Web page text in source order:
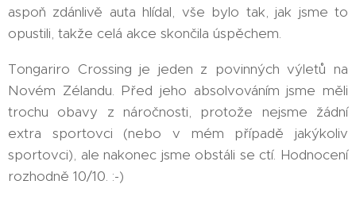
aspoň zdánlivě auta hlídal, vše bylo tak, jak jsme to
opustili, takže celá akce skončila úspěchem.
Tongariro Crossing je jeden z povinných výletů na
Novém Zélandu. Před jeho absolvováním jsme měli
trochu obavy z náročnosti, protože nejsme žádní
extra sportovci (nebo v mém případě jakýkoliv
sportovci), ale nakonec jsme obstáli se ctí. Hodnocení
rozhodně 10/10. :-)